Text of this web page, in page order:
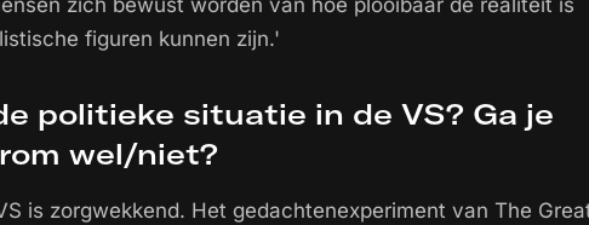
zich bewust worden van hoe plooibaar de realiteit is
figuren kunnen zijn.'
politieke situatie in de VS? Ga je
wel/niet?
is zorgwekkend. Het gedachtenexperiment van The